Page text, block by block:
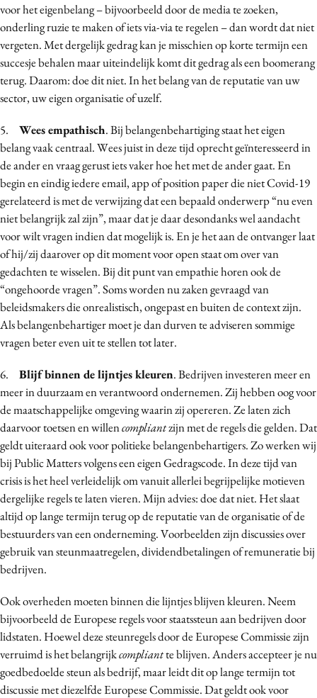
voor het eigenbelang – bijvoorbeeld door de media te zoeken,
onderling ruzie te maken of iets via-via te regelen – dan wordt dat niet
vergeten. Met dergelijk gedrag kan je misschien op korte termijn een
succesje behalen maar uiteindelijk komt dit gedrag als een boomerang
terug. Daarom: doe dit niet. In het belang van de reputatie van uw
sector, uw eigen organisatie of uzelf.
5. Wees empathisch. Bij belangenbehartiging staat het eigen
belang vaak centraal. Wees juist in deze tijd oprecht geïnteresseerd in
de ander en vraag gerust iets vaker hoe het met de ander gaat. En
begin en eindig iedere email, app of position paper die niet Covid-19
gerelateerd is met de verwijzing dat een bepaald onderwerp “nu even
niet belangrijk zal zijn”, maar dat je daar desondanks wel aandacht
voor wilt vragen indien dat mogelijk is. En je het aan de ontvanger laat
of hij/zij daarover op dit moment voor open staat om over van
gedachten te wisselen. Bij dit punt van empathie horen ook de
“ongehoorde vragen”. Soms worden nu zaken gevraagd van
beleidsmakers die onrealistisch, ongepast en buiten de context zijn.
Als belangenbehartiger moet je dan durven te adviseren sommige
vragen beter even uit te stellen tot later.
6. Blijf binnen de lijntjes kleuren. Bedrijven investeren meer en
meer in duurzaam en verantwoord ondernemen. Zij hebben oog voor
de maatschappelijke omgeving waarin zij opereren. Ze laten zich
daarvoor toetsen en willencompliantzijn met de regels die gelden. Dat
geldt uiteraard ook voor politieke belangenbehartigers. Zo werken wij
bij Public Matters volgens een eigen Gedragscode. In deze tijd van
crisis is het heel verleidelijk om vanuit allerlei begrijpelijke motieven
dergelijke regels te laten vieren. Mijn advies: doe dat niet. Het slaat
altijd op lange termijn terug op de reputatie van de organisatie of de
bestuurders van een onderneming. Voorbeelden zijn discussies over
gebruik van steunmaatregelen, dividendbetalingen of remuneratie bij
bedrijven.
Ook overheden moeten binnen die lijntjes blijven kleuren. Neem
bijvoorbeeld de Europese regels voor staatssteun aan bedrijven door
lidstaten. Hoewel deze steunregels door de Europese Commissie zijn
verruimd is het belangrijkcompliantte blijven. Anders accepteer je nu
goedbedoelde steun als bedrijf, maar leidt dit op lange termijn tot
discussie met diezelfde Europese Commissie. Dat geldt ook voor